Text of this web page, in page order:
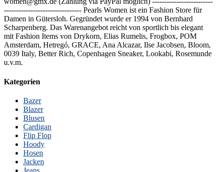
-------------------------------- Pearls Women ist ein Fashion Store für
Damen in Gütersloh. Gegründet wurde er 1994 von Bernhard
Scharpenberg. Das Warenangebot reicht von sportlich bis elegant
mit Fashion Items von Drykorn, Elias Rumelis, Frogbox, POM
Amsterdam, Hetregó, GRACE, Ana Alcazar, Ilse Jacobsen, Bloom,
0039 Italy, Better Rich, Copenhagen Sneaker, Lookabi, Rosemunde
u.v.m.
Kategorien
Bazer
Blazer
Blusen
Cardigan
Flip Flop
Hoody
Hosen
Jacken
Jeans